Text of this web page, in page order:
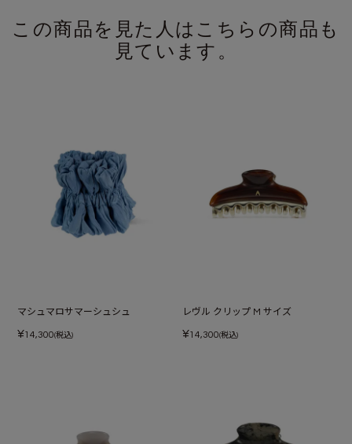
この商品を見た人はこちらの商品も
見ています。
マシュマロサマーシュシュ
¥14,300(税込)
レヴル クリップ M サイズ
¥14,300(税込)